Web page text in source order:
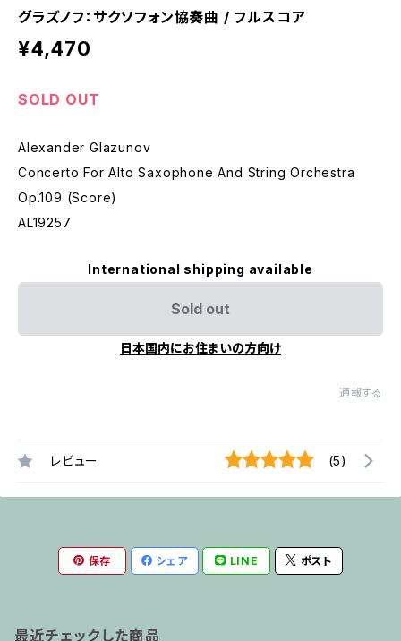
グラズノフ：サクソフォン協奏曲 / フルスコア
¥4,470
SOLD OUT
Alexander Glazunov
Concerto For Alto Saxophone And String Orchestra
Op.109 (Score)
AL19257
International shipping available
Sold out
日本国内にお住まいの方向け
通報する
レビュー (5)
保存 シェア LINE ポスト
最近チェックした商品